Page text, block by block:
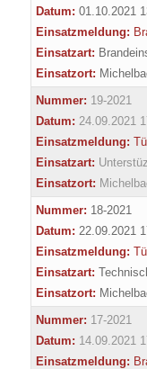
Datum: 01.10.2021
Einsatzmeldung:
Einsatzart:
Einsatzort:
Nummer: 19-2021
Datum: 24.09.2021
Einsatzmeldung:
Einsatzart:
Einsatzort:
Nummer: 18-2021
Datum: 22.09.2021
Einsatzmeldung:
Einsatzart:
Einsatzort:
Nummer: 17-2021
Datum: 14.09.2021
Einsatzmeldung: